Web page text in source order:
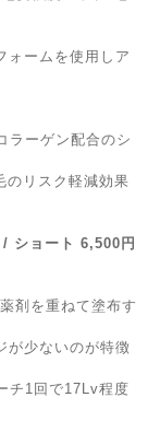
ォームを使用しア
ラーゲン配合のシ
リスク軽減効果
ショート 6,500円
剤を重ねて塗布す
が少ないのが特徴
チ1回で17Lv程度